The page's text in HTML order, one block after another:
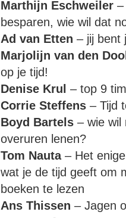
Marthijn Eschweiler –
besparen, wie wil dat
Ad van Etten – jij bent
Marjolijn van den
op je tijd!
Denise Krul – top 9
Corrie Steffens – Tijd
Boyd Bartels – wie wil
overuren lenen?
Tom Nauta– Het
wat je de tijd geeft om
boeken te lezen
Ans Thissen – Jagen